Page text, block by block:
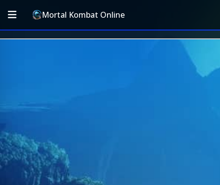
Mortal Kombat Online